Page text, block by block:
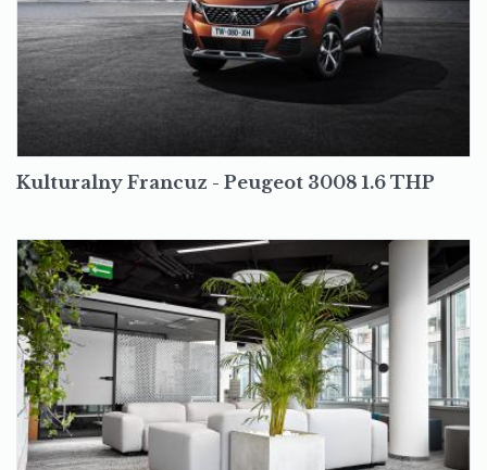
Kulturalny Francuz - Peugeot 3008 1.6 THP